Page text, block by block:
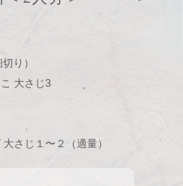
り）
大さじ3
大さじ１〜２（適量）